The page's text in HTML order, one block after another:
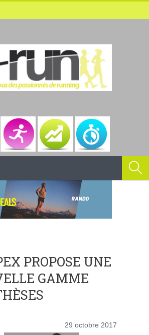
PROPOSE UNE
GAMME
29 octobre 2017